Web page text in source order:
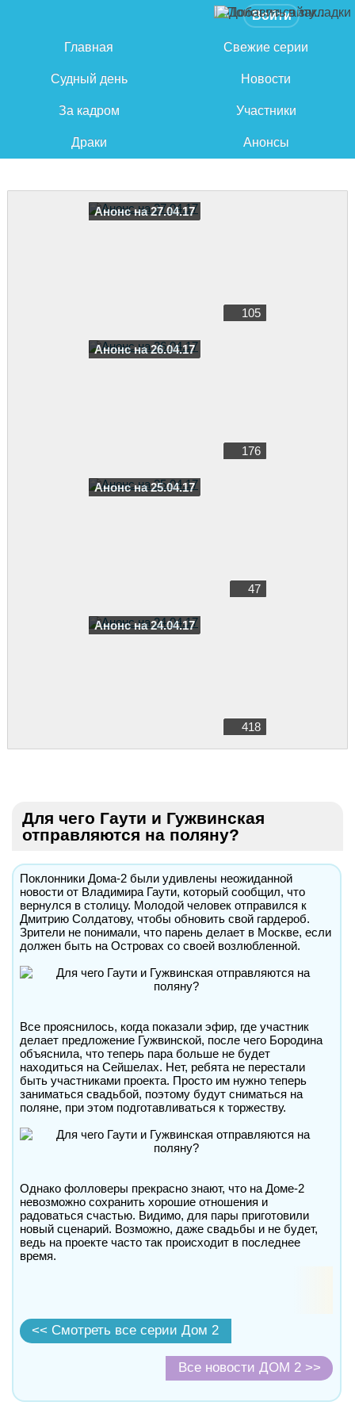
Войти
Главная Свежие серии
Судный день Новости
За кадром Участники
Драки Анонсы
Анонс на 27.04.17
105
Анонс на 26.04.17
176
Анонс на 25.04.17
47
Анонс на 24.04.17
418
Для чего Гаути и Гужвинская
отправляются на поляну?
Поклонники Дома-2 были удивлены неожиданной
новости от Владимира Гаути, который сообщил, что
вернулся в столицу. Молодой человек отправился к
Дмитрию Солдатову, чтобы обновить свой гардероб.
Зрители не понимали, что парень делает в Москве, если
должен быть на Островах со своей возлюбленной.
Все прояснилось, когда показали эфир, где участник
делает предложение Гужвинской, после чего Бородина
объяснила, что теперь пара больше не будет
находиться на Сейшелах. Нет, ребята не перестали
быть участниками проекта. Просто им нужно теперь
заниматься свадьбой, поэтому будут сниматься на
поляне, при этом подготавливаться к торжеству.
Однако фолловеры прекрасно знают, что на Доме-2
невозможно сохранить хорошие отношения и
радоваться счастью. Видимо, для пары приготовили
новый сценарий. Возможно, даже свадьбы и не будет,
ведь на проекте часто так происходит в последнее
время.
<< Смотреть все серии Дом 2
Все новости ДОМ 2 >>